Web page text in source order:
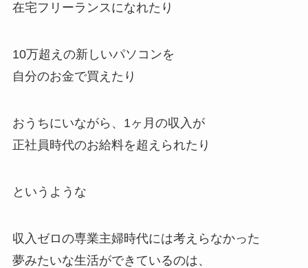
在宅フリーランスになれたり
10万超えの新しいパソコンを
自分のお金で買えたり
おうちにいながら、1ヶ月の収入が
正社員時代のお給料を超えられたり
というような
収入ゼロの専業主婦時代には考えらなかった
夢みたいな生活ができているのは、